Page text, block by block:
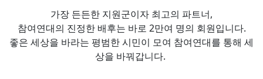
가장 든든한 지원군이자 최고의 파트너,
참여연대의 진정한 배후는 바로 2만여 명의 회원입니다.
좋은 세상을 바라는 평범한 시민이 모여 참여연대를 통해 세
상을 바꿔갑니다.